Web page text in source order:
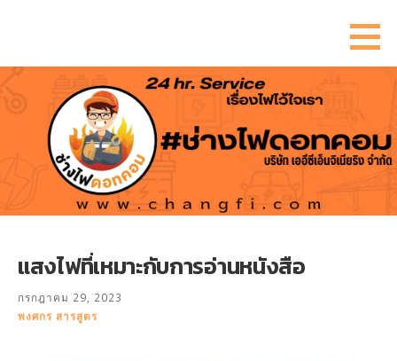
ยัง
เนื้อหา
แสงไฟที่เหมาะกับการอ่านหนังสือ
กรกฎาคม 29, 2023
พงศกร สารสูตร